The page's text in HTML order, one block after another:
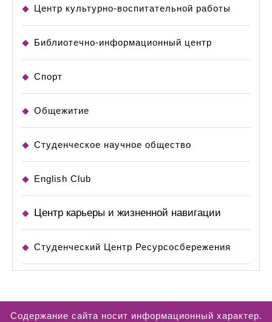
Центр культурно-воспитательной работы
Библиотечно-информационный центр
Спорт
Общежитие
Студенческое научное общество
English Club
Центр карьеры и жизненной навигации
Студенческий Центр Ресурсосбережения
Содержание сайта носит информационный характер.